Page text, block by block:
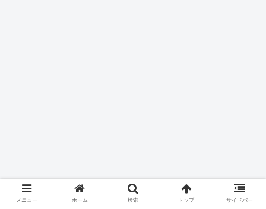
メニュー ホーム 検索 トップ サイドバー